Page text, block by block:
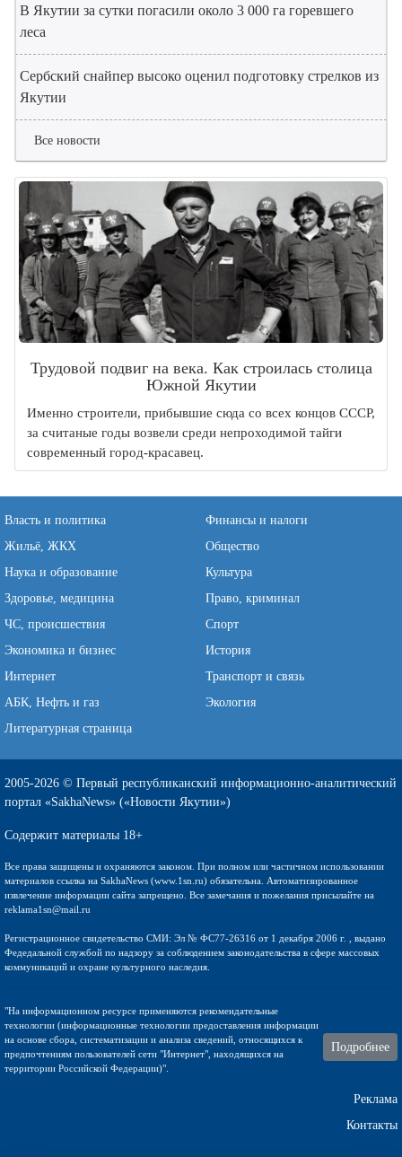
В Якутии за сутки погасили около 3 000 га горевшего
леса
Сербский снайпер высоко оценил подготовку стрелков из
Якутии
Все новости
Трудовой подвиг на века. Как строилась столица
Южной Якутии
Именно строители, прибывшие сюда со всех концов СССР,
за считаные годы возвели среди непроходимой тайги
современный город-красавец.
Власть и политика
Финансы и налоги
Жильё, ЖКХ
Общество
Наука и образование
Культура
Здоровье, медицина
Право, криминал
ЧС, происшествия
Спорт
Экономика и бизнес
История
Интернет
Транспорт и связь
АБК, Нефть и газ
Экология
Литературная страница
2005-2026 © Первый республиканский информационно-аналитический
портал «SakhaNews» («Новости Якутии»)
Содержит материалы 18+
Все права защищены и охраняются законом. При полном или частичном использовании
материалов ссылка на SakhaNews (www.1sn.ru) обязательна. Автоматизированное
извлечение информации сайта запрещено. Все замечания и пожелания присылайте на
reklama1sn@mail.ru
Регистрационное свидетельство СМИ: Эл № ФС77-26316 от 1 декабря 2006 г. , выдано
Федедальной службой по надзору за соблюдением законодательства в сфере массовых
коммуникаций и охране культурного наследия.
"На информационном ресурсе применяются рекомендательные
технологии (информационные технологии предоставления информации
на основе сбора, систематизации и анализа сведений, относящихся к
предпочтениям пользователей сети "Интернет", находящихся на
территории Российской Федерации)".
Подробнее
Реклама
Контакты